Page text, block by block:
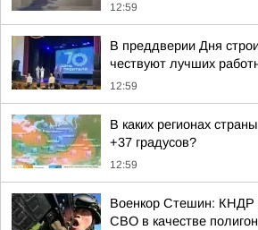
12:59
В преддверии Дня
чествуют лучших
12:59
В каких регионах
+37 градусов?
12:59
Военкор Стешин: КНДР
СВО в качестве